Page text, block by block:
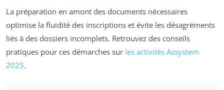
La préparation en amont des documents nécessaires
optimise la fluidité des inscriptions et évite les désagréments
liés à des dossiers incomplets. Retrouvez des conseils
pratiques pour ces démarches sur les activités Assystem
2025.